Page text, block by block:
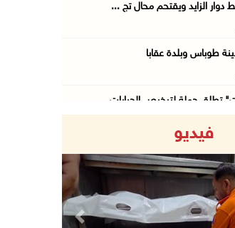
دوار الزايد ويقتحم محال تج ...
طوباس وبلدة عقابا
تطلق حملة لترخيص الجرارات ...
فيديو
Previous